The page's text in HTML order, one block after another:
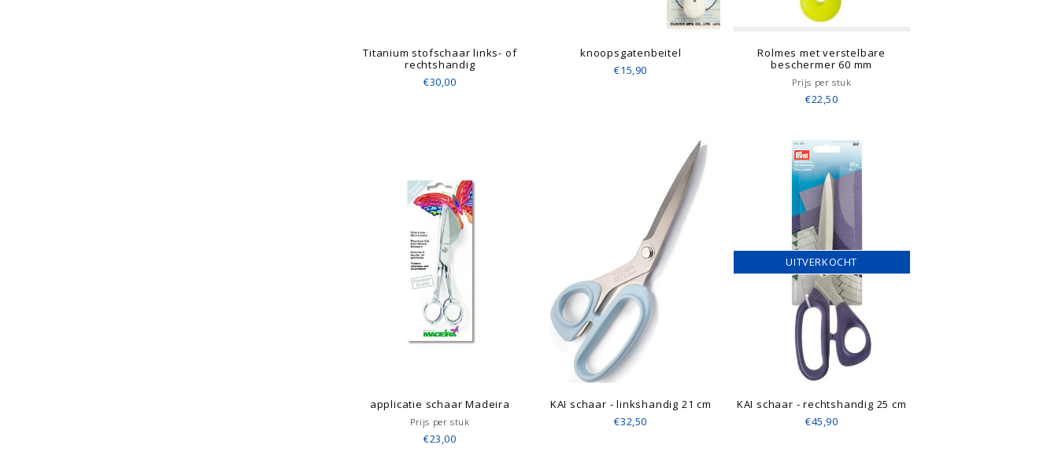
Titanium stofschaar links- of
rechtshandig
€30,00
knoopsgatenbeitel
€15,90
Rolmes met verstelbare
beschermer 60 mm
Prijs per stuk
€22,50
applicatie schaar Madeira
Prijs per stuk
€23,00
KAI schaar - linkshandig 21 cm
€32,50
UITVERKOCHT
KAI schaar - rechtshandig 25 cm
€45,90